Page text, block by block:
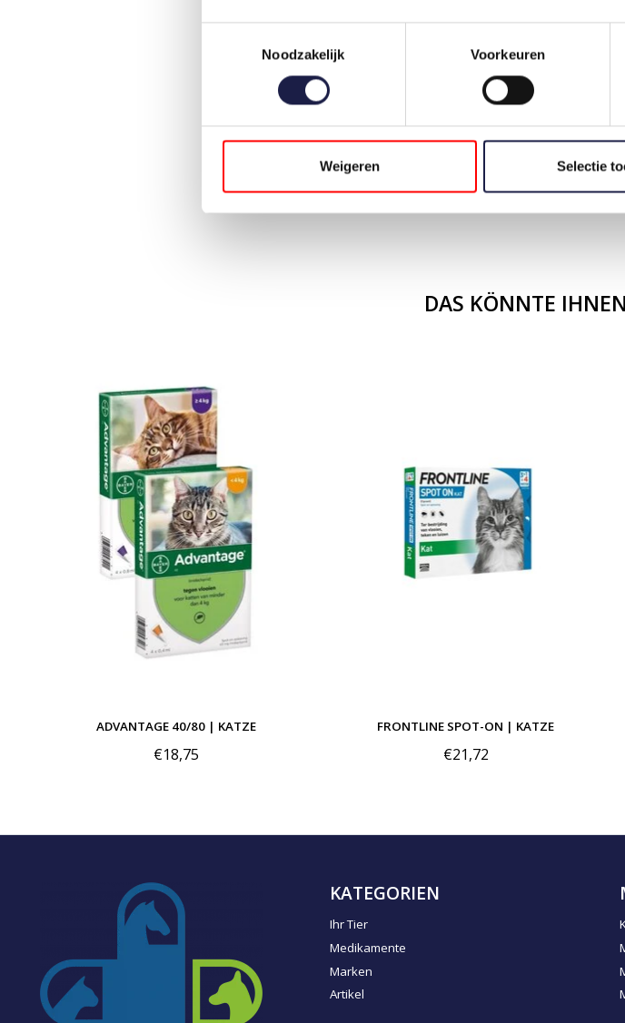
Noodzakelijk
Voorkeuren
Weigeren Selectie
Das Halsband ist in einer
Hundeerhältlich.
Die Apotheke verschickt
Niederlande. Es gibt aber
abzuholen. Lesen Sie bitte
DAS KÖNNTE
ADVANTAGE 40/80 | KATZE
€18,75
FRONTLINE SPOT-ON | KATZE
€21,72
KATEGORIEN
Ihr Tier
Medikamente
Marken
Artikel